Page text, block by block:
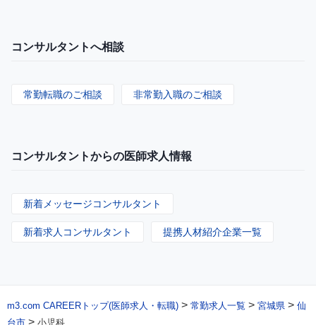
コンサルタントへ相談
常勤転職のご相談 非常勤入職のご相談
コンサルタントからの医師求人情報
新着メッセージコンサルタント
新着求人コンサルタント 提携人材紹介企業一覧
m3.com CAREERトップ(医師求人・転職) > 常勤求人一覧 > 宮城県 > 仙
台市 > 小児科